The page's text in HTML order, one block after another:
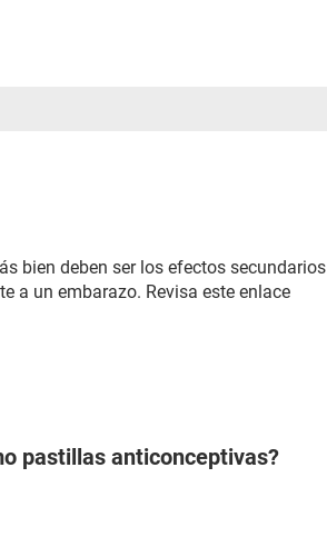
bien deben ser los efectos secundarios
a un embarazo. Revisa este enlace
pastillas anticonceptivas?